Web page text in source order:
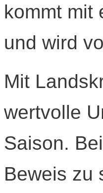
kommt mit
und wird
Mit
wertvolle
Saison.
Beweis zu